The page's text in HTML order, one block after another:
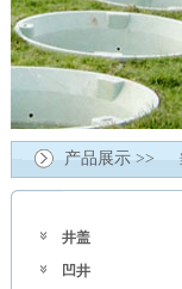
产品展示 >>
井盖
凹井